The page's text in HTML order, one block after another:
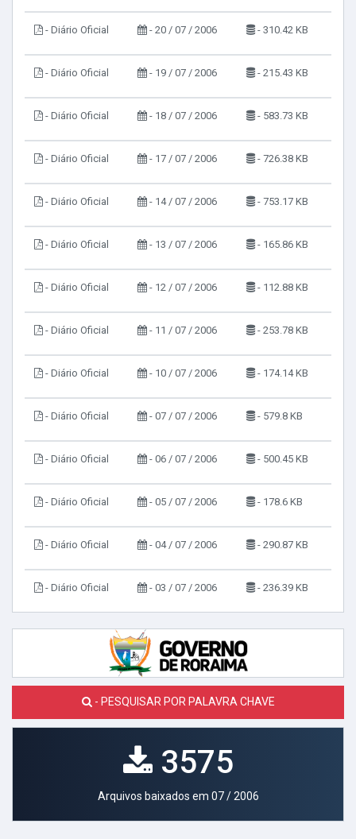
- Diário Oficial - 20 / 07 / 2006 - 310.42 KB
- Diário Oficial - 19 / 07 / 2006 - 215.43 KB
- Diário Oficial - 18 / 07 / 2006 - 583.73 KB
- Diário Oficial - 17 / 07 / 2006 - 726.38 KB
- Diário Oficial - 14 / 07 / 2006 - 753.17 KB
- Diário Oficial - 13 / 07 / 2006 - 165.86 KB
- Diário Oficial - 12 / 07 / 2006 - 112.88 KB
- Diário Oficial - 11 / 07 / 2006 - 253.78 KB
- Diário Oficial - 10 / 07 / 2006 - 174.14 KB
- Diário Oficial - 07 / 07 / 2006 - 579.8 KB
- Diário Oficial - 06 / 07 / 2006 - 500.45 KB
- Diário Oficial - 05 / 07 / 2006 - 178.6 KB
- Diário Oficial - 04 / 07 / 2006 - 290.87 KB
- Diário Oficial - 03 / 07 / 2006 - 236.39 KB
- PESQUISAR POR PALAVRA CHAVE
3575
Arquivos baixados em 07 / 2006